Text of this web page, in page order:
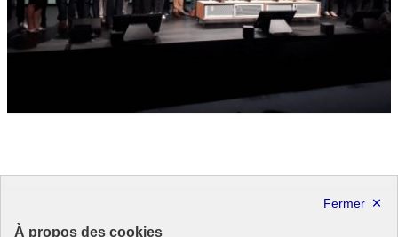
À propos des cookies
« Quelles sont nos ressources et que pouvons-nous produire ? » A